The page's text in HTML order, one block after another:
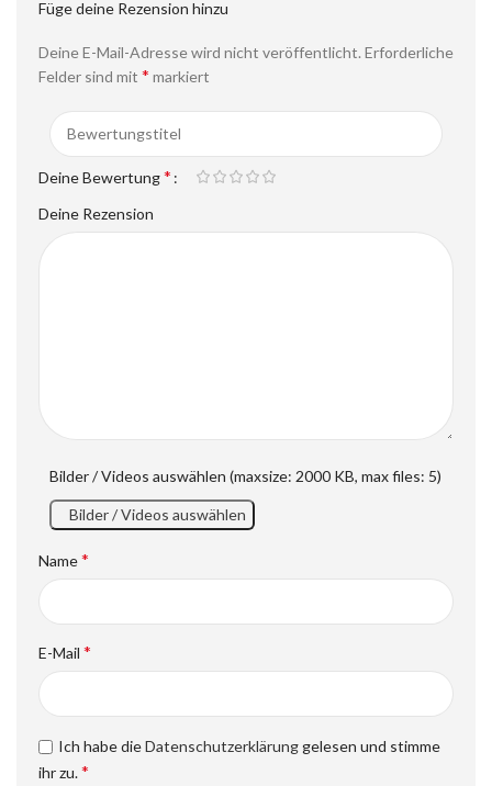
Füge deine Rezension hinzu
Deine E-Mail-Adresse wird nicht veröffentlicht. Erforderliche
Felder sind mit * markiert
Deine Bewertung*
Deine Rezension
Bilder / Videos auswählen (maxsize: 2000 KB, max files: 5)
Bilder / Videos auswählen
Name*
E-Mail *
Ich habe dieDatenschutzerklärung gelesen und stimme
ihr zu.*